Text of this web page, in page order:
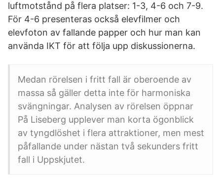
luftmotstånd på flera platser: 1-3, 4-6 och 7-9.
För 4-6 presenteras också elevfilmer och
elevfoton av fallande papper och hur man kan
använda IKT för att följa upp diskussionerna.
Medan rörelsen i fritt fall är oberoende av
massa så gäller detta inte för harmoniska
svängningar. Analysen av rörelsen öppnar
På Liseberg upplever man korta ögonblick
av tyngdlöshet i flera attraktioner, men mest
påfallande under nästan två sekunders fritt
fall i Uppskjutet.